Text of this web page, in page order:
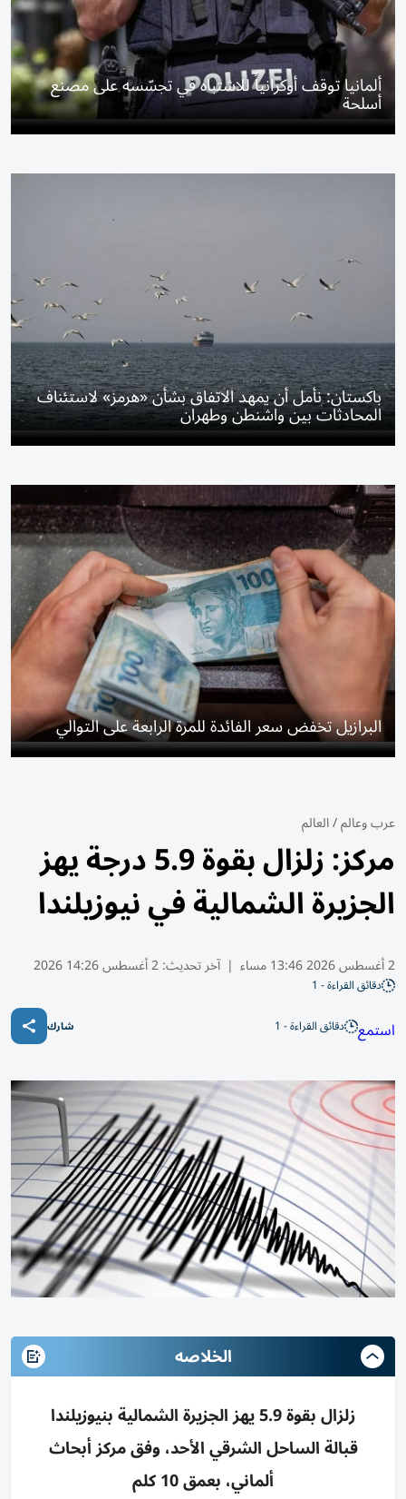
ألمانيا توقف أوكرانياً للاشتباه في تجسّسه على مصنع
أسلحة
باكستان: نأمل أن يمهد الاتفاق بشأن «هرمز» لاستئناف
المحادثات بين واشنطن وطهران
البرازيل تخفض سعر الفائدة للمرة الرابعة على التوالي
عرب وعالم/العالم
مركز: زلزال بقوة 5.9 درجة يهز
الجزيرة الشمالية في نيوزيلندا
2 أغسطس 2026 13:46 مساء | آخر تحديث:2 أغسطس 14:26 2026
دقائق القراءة - 1
استمع دقائق القراءة - 1 شارك
الخلاصه
زلزال بقوة 5.9 يهز الجزيرة الشمالية بنيوزيلندا
قبالة الساحل الشرقي الأحد، وفق مركز أبحاث
ألماني، بعمق 10 كلم